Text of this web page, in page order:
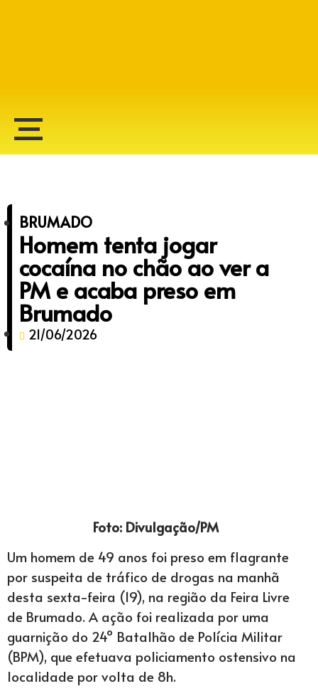
BRUMADO
Homem tenta jogar
cocaína no chão ao ver a
PM e acaba preso em
Brumado
21/06/2026
Foto: Divulgação/PM
Um homem de 49 anos foi preso em flagrante
por suspeita de tráfico de drogas na manhã
desta sexta-feira (19), na região da Feira Livre
de Brumado. A ação foi realizada por uma
guarnição do 24º Batalhão de Polícia Militar
(BPM), que efetuava policiamento ostensivo na
localidade por volta de 8h.